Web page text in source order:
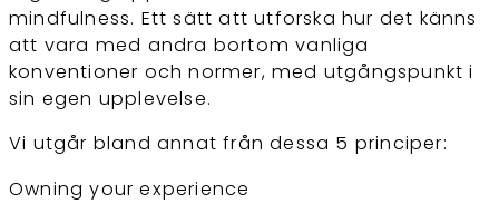
mindfulness. Ett sätt att utforska hur det känns
att vara med andra bortom vanliga
konventioner och normer, med utgångspunkt i
sin egen upplevelse.
Vi utgår bland annat från dessa 5 principer:
Owning your experience